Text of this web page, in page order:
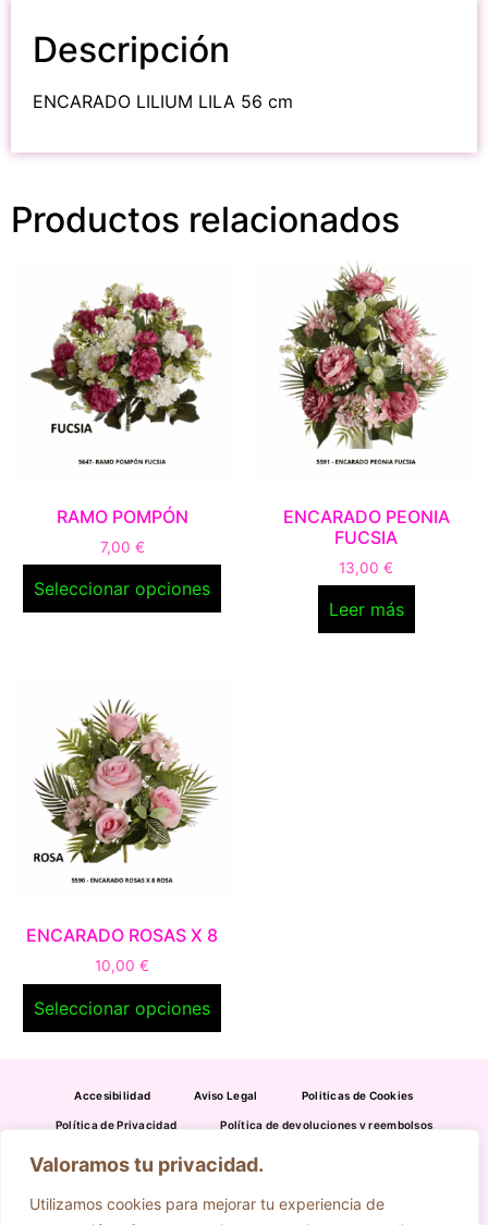
Valoramos tu privacidad.
Utilizamos cookies para mejorar tu experiencia de
Descripción
ENCARADO LILIUM LILA 56 cm
Productos relacionados
RAMO POMPÓN
7,00 €
Seleccionar opciones
ENCARADO PEONIA
FUCSIA
13,00 €
Leer más
ENCARADO ROSAS X 8
10,00 €
Seleccionar opciones
Accesibilidad Aviso Legal Politicas de Cookies
Política de Privacidad Política de devoluciones y reembolsos
954 391 316
695 636 349